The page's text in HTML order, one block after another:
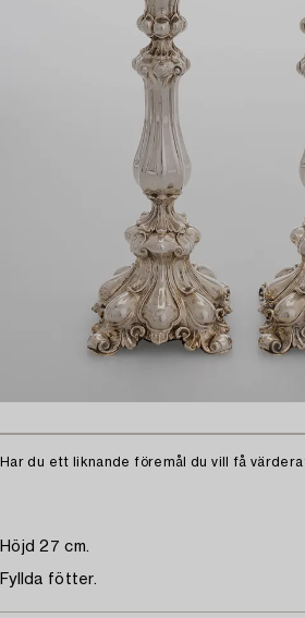
Har du ett liknande föremål du vill få
Höjd 27 cm.
Fyllda fötter.